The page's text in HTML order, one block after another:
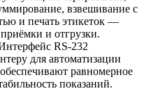
взвешивание с
и печать этикеток —
и отгрузки.
RS-232
для автоматизации
равномерное
показаний.